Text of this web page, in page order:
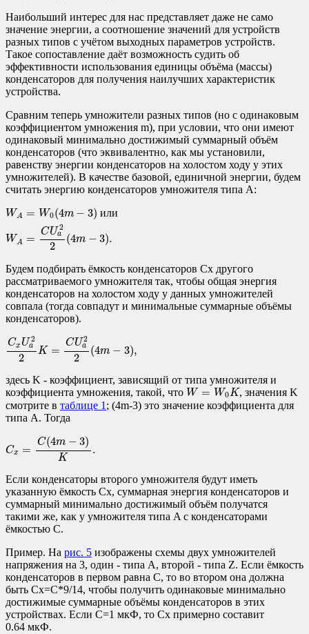
Наибольший интерес для нас представляет даже не само
значение энергии, а соотношение значений для устройств
разных типов с учётом выходных параметров устройств.
Такое сопоставление даёт возможность судить об
эффективности использования единицы объёма (массы)
конденсаторов для получения наилучших характеристик
устройства.
Сравним теперь умножители разных типов (но с одинаковым
коэффициентом умножения m), при условии, что они имеют
одинаковый минимально достижимый суммарный объём
конденсаторов (что эквивалентно, как мы установили,
равенству энергии конденсаторов на холостом ходу у этих
умножителей). В качестве базовой, единичной энергии, будем
считать энергию конденсаторов умножителя типа A:
WA = W0(4m − 3) или
WA =
CU 2
a
2
(4m − 3).
W W0
Будем подбирать ёмкость конденсаторов Cx другого
рассматриваемого умножителя так, чтобы общая энергия
конденсаторов на холостом ходу у данных умножителей
совпала (тогда совпадут и минимальные суммарные объёмы
конденсаторов).
Cx U 2
a
2 K =
CU 2
a
2
(4m − 3),
C xUa CUa2
здесь K - коэффициент, зависящий от типа умножителя и
коэффициента умножения, такой, что W = W0K
W=W0K
, значения K
смотрите в таблице 1 ; (4m-3) это значение коэффициента для
типа A. Тогда
Cx =
C(4m − 3)
K
.
C(4 m K.
Если конденсаторы второго умножителя будут иметь
указанную ёмкость Cx, суммарная энергия конденсаторов и
суммарный минимально достижимый объём получатся
такими же, как у умножителя типа A с конденсаторами
ёмкостью C.
Пример. На рис. 5 изображены схемы двух умножителей
напряжения на 3, один - типа A, второй - типа Z. Если ёмкость
конденсаторов в первом равна C, то во втором она должна
быть Cx=C*9/14, чтобы получить одинаковые минимально
достижимые суммарные объёмы конденсаторов в этих
устройствах. Если C=1 мкФ, то Cx примерно составит
0.64 мкФ.